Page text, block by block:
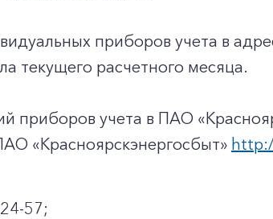
звонок
приборов учета в
текущего расчетного месяца.
приборов учета в ПАО
«Красноярскэнергосбыт»
57;